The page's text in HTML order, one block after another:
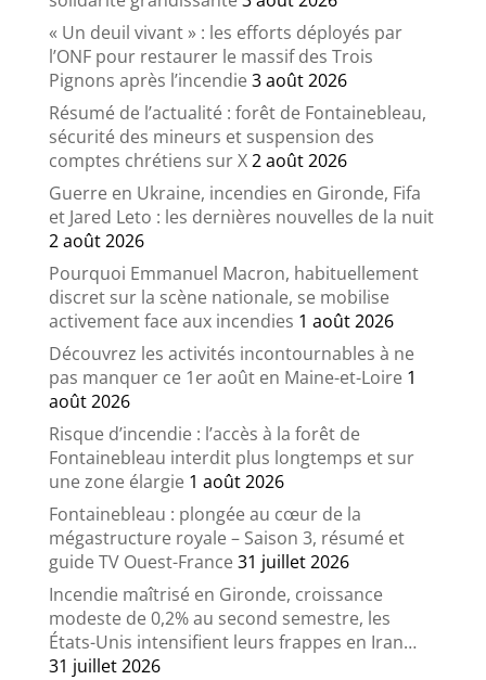
« Un deuil vivant » : les efforts déployés par
l’ONF pour restaurer le massif des Trois
Pignons après l’incendie3 août 2026
Résumé de l’actualité : forêt de Fontainebleau,
sécurité des mineurs et suspension des
comptes chrétiens sur X2 août 2026
Guerre en Ukraine, incendies en Gironde, Fifa
et Jared Leto : les dernières nouvelles de la nuit
2 août 2026
Pourquoi Emmanuel Macron, habituellement
discret sur la scène nationale, se mobilise
activement face aux incendies 1 août 2026
Découvrez les activités incontournables à ne
pas manquer ce 1er août en Maine-et-Loire 1
août 2026
Risque d’incendie : l’accès à la forêt de
Fontainebleau interdit plus longtemps et sur
une zone élargie 1 août 2026
Fontainebleau : plongée au cœur de la
mégastructure royale – Saison 3, résumé et
guide TV Ouest-France31 juillet 2026
Incendie maîtrisé en Gironde, croissance
modeste de 0,2% au second semestre, les
États-Unis intensifient leurs frappes en Iran…
31 juillet 2026